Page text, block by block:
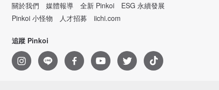
關於我們
媒體報導 全新 Pinkoi
ESG 永續發展
Pinkoi 小怪物
人才招募 iichi.com
追蹤 Pinkoi